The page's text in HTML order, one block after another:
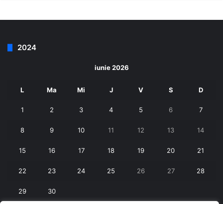
2024
iunie 2026
L Ma Mi J V S D
1 2 3 4 5 6 7
8 9 10 11 12 13 14
15 16 17 18 19 20 21
22 23 24 25 26 27 28
29 30